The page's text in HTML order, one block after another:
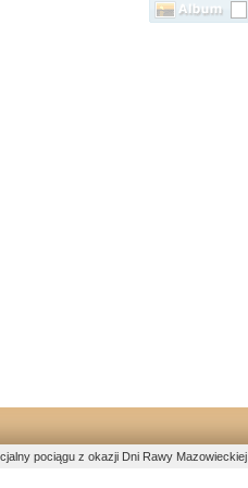
pociągu z okazji Dni Rawy Mazowieckiej.